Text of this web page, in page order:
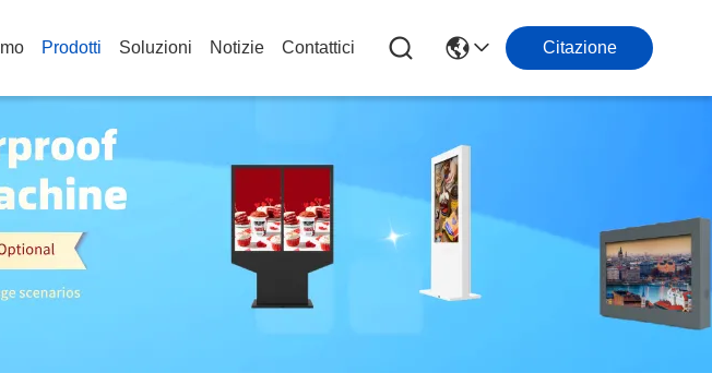
Prodotti Soluzioni Notizie Contattici Citazione